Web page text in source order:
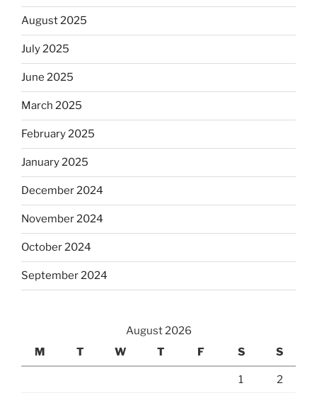
August 2025
July 2025
June 2025
March 2025
February 2025
January 2025
December 2024
November 2024
October 2024
September 2024
August 2026
M
T W T F S S
1 2